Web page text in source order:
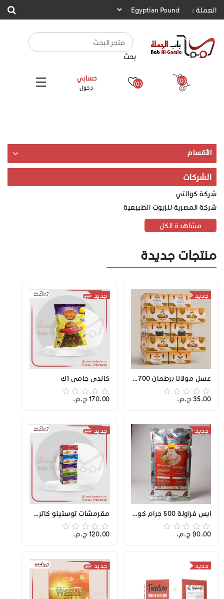
العملة :
بحث
حسابي
دخول (0) (0)
الأقسام
الشركات
شركة كوالتي
شركة المصرية للزيوت الطبيعية
مشاهدة الكل
منتجات جديدة
جديد
عسل مولانا برطمان 700 جرام
35.00 ج.م.‏
جديد
كاندي جامي 1ك
170.00 ج.م.‏
جديد
ايس فراولة 500 جرام كوالتي
90.00 ج.م.‏
جديد
مقرمشات توستينو كاترو اشكال 2ك
120.00 ج.م.‏
جديد جديد